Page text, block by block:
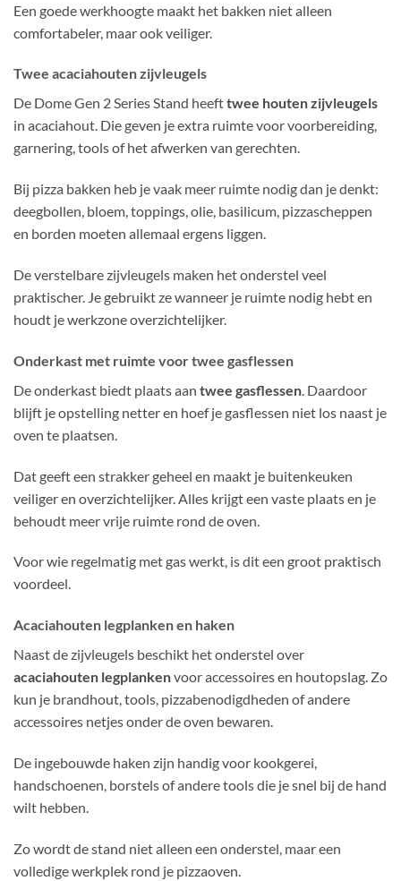
Een goede werkhoogte maakt het bakken niet alleen
comfortabeler, maar ook veiliger.
Twee acaciahouten zijvleugels
De Dome Gen 2 Series Stand heefttwee houten zijvleugels
in acaciahout. Die geven je extra ruimte voor voorbereiding,
garnering, tools of het afwerken van gerechten.
Bij pizza bakken heb je vaak meer ruimte nodig dan je denkt:
deegbollen, bloem, toppings, olie, basilicum, pizzascheppen
en borden moeten allemaal ergens liggen.
De verstelbare zijvleugels maken het onderstel veel
praktischer. Je gebruikt ze wanneer je ruimte nodig hebt en
houdt je werkzone overzichtelijker.
Onderkast met ruimte voor twee gasflessen
De onderkast biedt plaats aan twee gasflessen . Daardoor
blijft je opstelling netter en hoef je gasflessen niet los naast je
oven te plaatsen.
Dat geeft een strakker geheel en maakt je buitenkeuken
veiliger en overzichtelijker. Alles krijgt een vaste plaats en je
behoudt meer vrije ruimte rond de oven.
Voor wie regelmatig met gas werkt, is dit een groot praktisch
voordeel.
Acaciahouten legplanken en haken
Naast de zijvleugels beschikt het onderstel over
acaciahouten legplankenvoor accessoires en houtopslag. Zo
kun je brandhout, tools, pizzabenodigdheden of andere
accessoires netjes onder de oven bewaren.
De ingebouwde haken zijn handig voor kookgerei,
handschoenen, borstels of andere tools die je snel bij de hand
wilt hebben.
Zo wordt de stand niet alleen een onderstel, maar een
volledige werkplek rond je pizzaoven.